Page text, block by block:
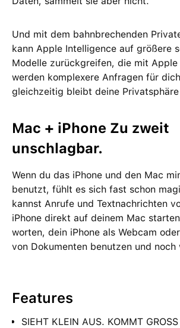
Und mit dem bahn­brechenden
kann Apple Intelligence auf größere
Modelle zurückgreifen, die mit Apple
werden kom­plexere Anfragen für
gleich­zeitig bleibt deine
Mac + iPhone Zu zweit
unschlagbar.
Wenn du das iPhone und den Mac
benutzt, fühlt es sich fast schon
kannst Anrufe und Text­nach­richten
iPhone direkt auf deinem Mac
worten, dein iPhone als Webcam
von Doku­menten be­nutzen und noch
Features
SIEHT KLEIN AUS. KOMMT